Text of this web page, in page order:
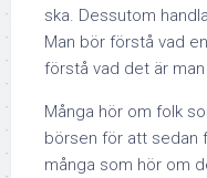
ska. Dessutom
Man bör förstå vad
förstå vad det är
Många hör om folk
börsen för att sedan
många som hör om